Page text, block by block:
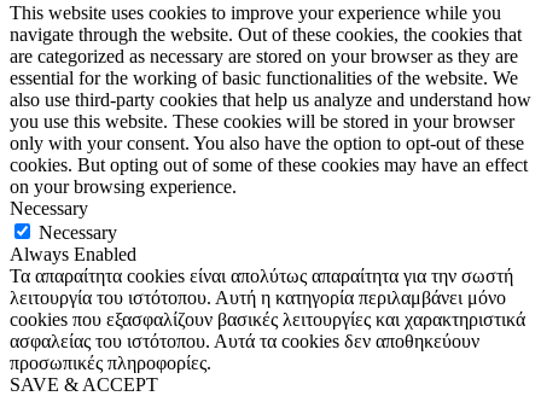
This website uses cookies to improve your experience while you
navigate through the website. Out of these cookies, the cookies that
are categorized as necessary are stored on your browser as they are
essential for the working of basic functionalities of the website. We
also use third-party cookies that help us analyze and understand how
you use this website. These cookies will be stored in your browser
only with your consent. You also have the option to opt-out of these
cookies. But opting out of some of these cookies may have an effect
on your browsing experience.
Necessary
Necessary
Always Enabled
Τα απαραίτητα cookies είναι απολύτως απαραίτητα για την σωστή
λειτουργία του ιστότοπου. Αυτή η κατηγορία περιλαμβάνει μόνο
cookies που εξασφαλίζουν βασικές λειτουργίες και χαρακτηριστικά
ασφαλείας του ιστότοπου. Αυτά τα cookies δεν αποθηκεύουν
προσωπικές πληροφορίες.
SAVE & ACCEPT